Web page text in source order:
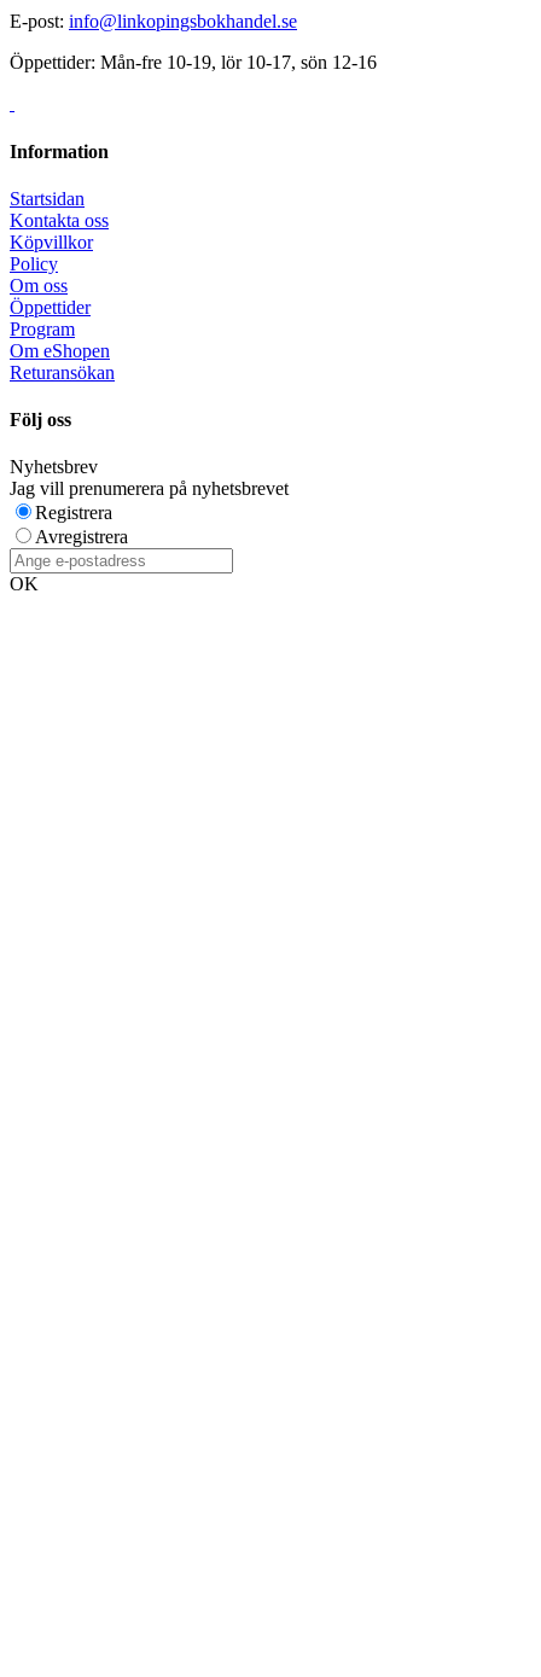
E-post: info@linkopingsbokhandel.se
Öppettider: Mån-fre 10-19, lör 10-17, sön 12-16
Information
Startsidan
Kontakta oss
Köpvillkor
Policy
Om oss
Öppettider
Program
Om eShopen
Returansökan
Följ oss
Nyhetsbrev
Jag vill prenumerera på nyhetsbrevet
Registrera
Avregistrera
OK